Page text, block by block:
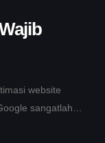
website
sangatlah